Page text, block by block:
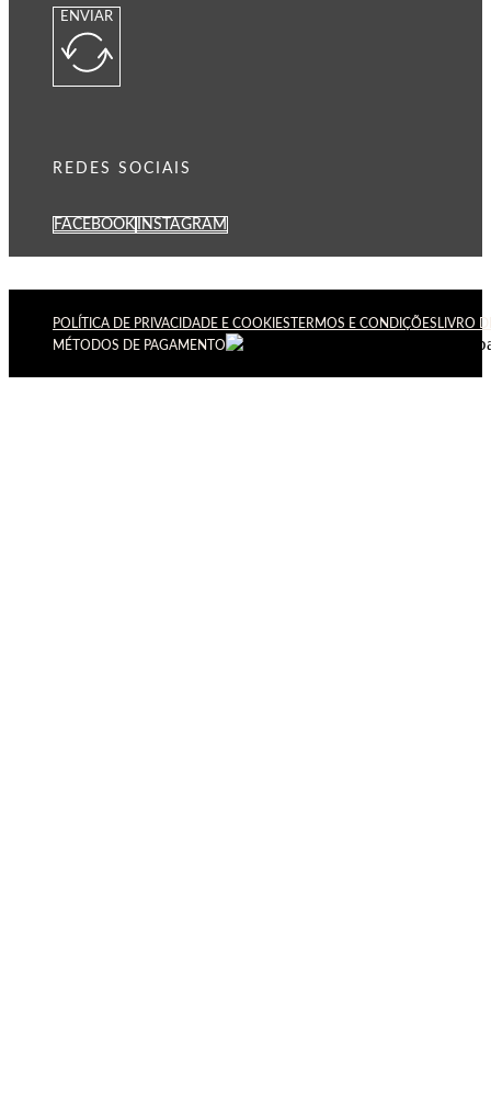
ENVIAR
REDES SOCIAIS
FACEBOOK INSTAGRAM
POLÍTICA DE PRIVACIDADE E COOKIES TERMOS E CONDIÇÕES LIVRO
MÉTODOS DE PAGAMENTO